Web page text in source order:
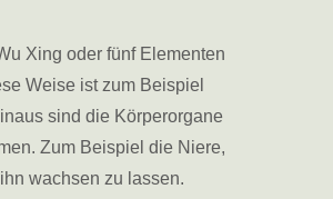
Xing oder fünf Elementen
Weise ist zum Beispiel
sind die Körperorgane
Zum Beispiel die Niere,
wachsen zu lassen.